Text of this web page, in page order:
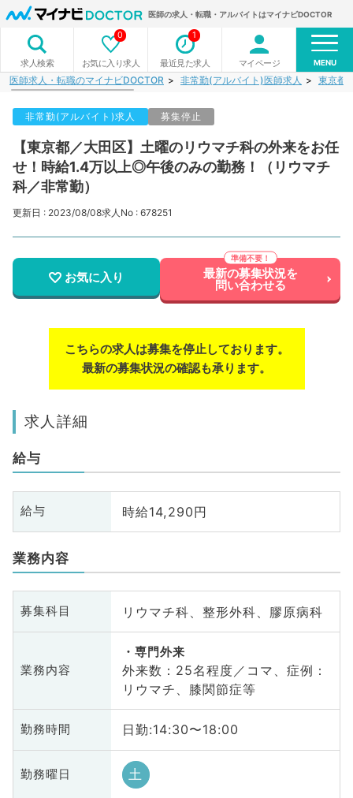
医師の求人・転職・アルバイトはマイナビDOCTOR
求人検索 お気に入り求人
0
最近見た求人
1
マイページ MENU
医師求人・転職のマイナビDOCTOR 非常勤(アルバイト)医師求人 東京都
非常勤(アルバイト)求人 募集停止
【東京都／大田区】土曜のリウマチ科の外来をお任
せ！時給1.4万以上◎午後のみの勤務！（リウマチ
科／非常勤）
更新日 : 2023/08/08求人No : 678251
お気に入り 最新の募集状況を
問い合わせる
こちらの求人は募集を停止しております。
最新の募集状況の確認も承ります。
求人詳細
給与
給与 時給14,290円
業務内容
募集科目 リウマチ科、整形外科、膠原病科
業務内容
専門外来
外来数：25名程度／コマ、症例：
リウマチ、膝関節症等
勤務時間 日勤:14:30〜18:00
勤務曜日 土